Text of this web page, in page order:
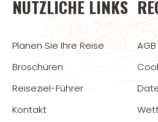
NÜTZLICHE LINKS
Planen Sie Ihre Reise
Broschüren
Reiseziel-Führer
Kontakt
AGB